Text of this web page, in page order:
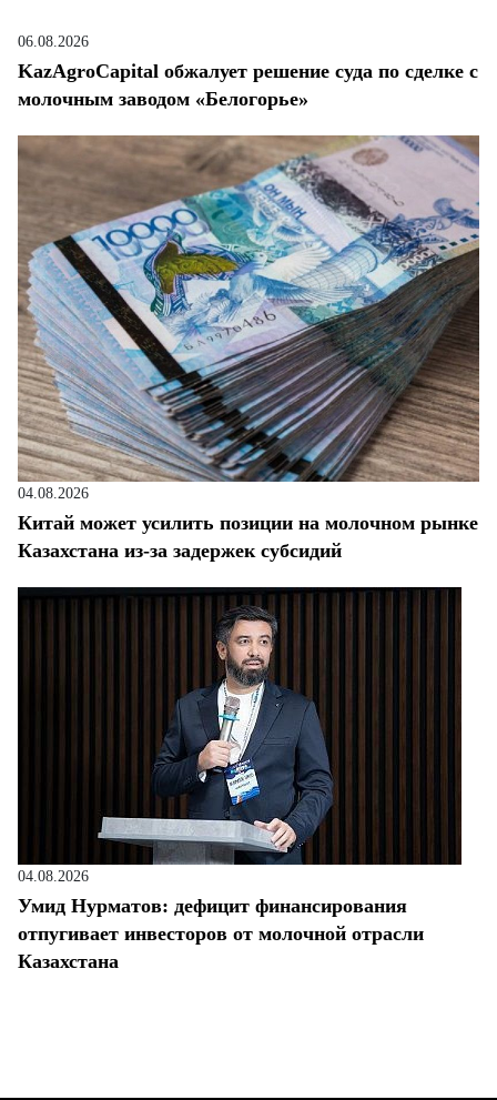
06.08.2026
KazAgroCapital обжалует решение суда по сделке с
молочным заводом «Белогорье»
04.08.2026
Китай может усилить позиции на молочном рынке
Казахстана из-за задержек субсидий
04.08.2026
Умид Нурматов: дефицит финансирования
отпугивает инвесторов от молочной отрасли
Казахстана